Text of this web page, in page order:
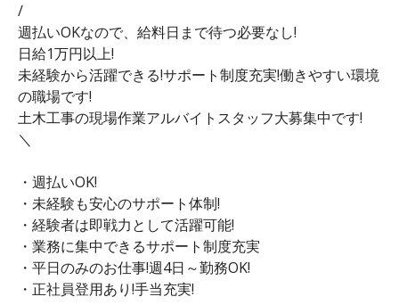
/
週払いOKなので、給料日まで待つ必要なし!
日給1万円以上!
未経験から活躍できる!サポート制度充実!働きやすい環境
の職場です!
土木工事の現場作業アルバイトスタッフ大募集中です!
＼
・週払いOK!
・未経験も安心のサポート体制!
・経験者は即戦力として活躍可能!
・業務に集中できるサポート制度充実
・平日のみのお仕事!週4日～勤務OK!
・正社員登用あり!手当充実!